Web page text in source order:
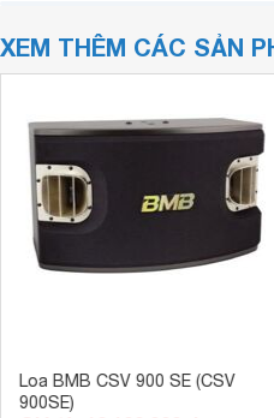
XEM THÊM CÁC SẢN
Loa BMB CSV 900 SE (CSV
900SE)